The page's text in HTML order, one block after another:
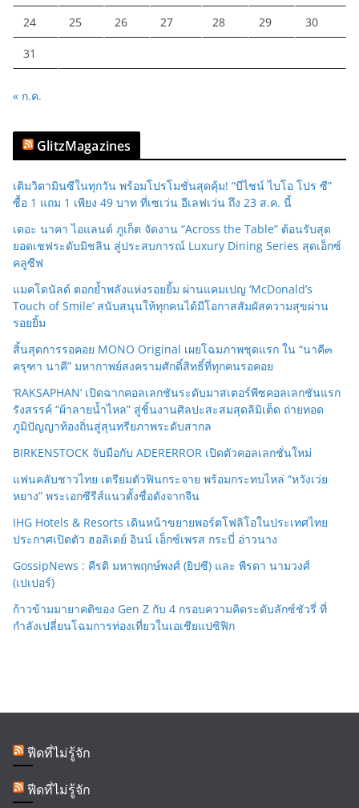
24 25 26 27 28 29 30
31
« ก.ค.
GlitzMagazines
เติมวิตามินซีในทุกวัน พร้อมโปรโมชั่นสุดคุ้ม! “บีไชน์ ไบโอ โปร ซี”
ซื้อ 1 แถม 1 เพียง 49 บาท ที่เซเว่น อีเลฟเว่น ถึง 23 ส.ค. นี้
เดอะ นาคา ไอแลนด์ ภูเก็ต จัดงาน “Across the Table” ต้อนรับสุด
ยอดเชฟระดับมิชลิน สู่ประสบการณ์ Luxury Dining Series สุดเอ็กซ์
คลูซีฟ
แมคโดนัลด์ ตอกย้ำพลังแห่งรอยยิ้ม ผ่านแคมเปญ ‘McDonald’s
Touch of Smile’ สนับสนุนให้ทุกคนได้มีโอกาสสัมผัสความสุขผ่าน
รอยยิ้ม
สิ้นสุดการรอคอย MONO Original เผยโฉมภาพชุดแรก ใน “นาคี๓
ครุฑา นาคี” มหากาพย์สงครามศักดิ์สิทธิ์ที่ทุกคนรอคอย
‘RAKSAPHAN’ เปิดฉากคอลเลกชันระดับมาสเตอร์พีซคอลเลกชันแรก
รังสรรค์ “ผ้าลายน้ำไหล” สู่ชิ้นงานศิลปะสะสมสุดลิมิเต็ด ถ่ายทอด
ภูมิปัญญาท้องถิ่นสู่สุนทรียภาพระดับสากล
BIRKENSTOCK จับมือกับ ADERERROR เปิดตัวคอลเลกชั่นใหม่
แฟนคลับชาวไทย เตรียมตัวฟินกระจาย พร้อมกระทบไหล่ “หวังเว่ย
หยาง” พระเอกซีรีส์แนวตั้งชื่อดังจากจีน
IHG Hotels & Resorts เดินหน้าขยายพอร์ตโฟลิโอในประเทศไทย
ประกาศเปิดตัว ฮอลิเดย์ อินน์ เอ็กซ์เพรส กระบี่ อ่าวนาง
GossipNews : คีรติ มหาพฤกษ์พงศ์ (ยิปซี) และ พีรดา นามวงศ์
(เปเปอร์)
ก้าวข้ามมายาคติของ Gen Z กับ 4 กรอบความคิดระดับลักซ์ชัวรี่ ที่
กำลังเปลี่ยนโฉมการท่องเที่ยวในเอเชียแปซิฟิก
ฟีดที่ไม่รู้จัก
ฟีดที่ไม่รู้จัก